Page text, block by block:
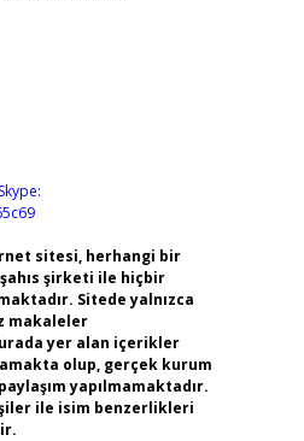
Skype:
sitesi, herhangi bir
şirketi ile hiçbir
Sitede yalnızca
makaleler
yer alan içerikler
olup, gerçek kurum
yapılmamaktadır.
ile isim benzerlikleri